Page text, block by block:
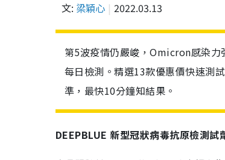
文: 梁穎心 2022.03.13
第5波疫情仍嚴峻，Omicron感染力
每日檢測。精選13款優惠價快速測
準，最快10分鐘知結果。
DEEPBLUE 新型冠狀病毒抗原檢測試